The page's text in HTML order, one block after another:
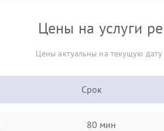
Цены на услуги
Цены актуальны на текущую
Срок
80 мин